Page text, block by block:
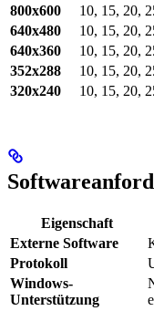
800x600
10, 15, 20,
640x480
10, 15, 20,
640x360
10, 15, 20,
352x288
10, 15, 20,
320x240
10, 15, 20,
Eigenschaft
Externe Software
Protokoll
Windows-
Unterstützung